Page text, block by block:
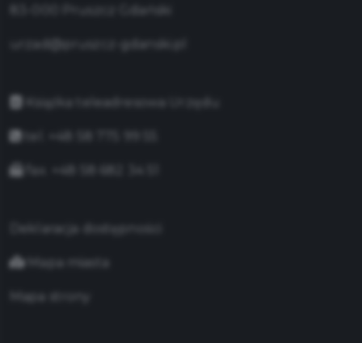
urzad@pruszcz-gdanski.pl
Książka teleadresowa Urzędu
Deklaracja dostępności
Mapa miasta
Mapa strony